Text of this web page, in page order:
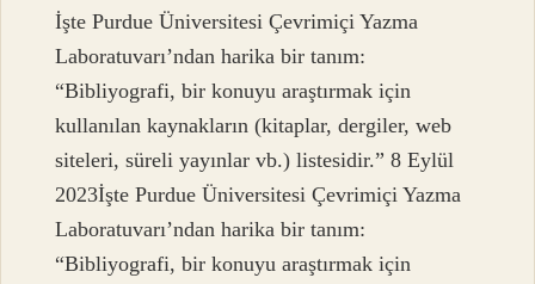
İşte Purdue Üniversitesi Çevrimiçi Yazma
Laboratuvarı’ndan harika bir tanım:
“Bibliyografi, bir konuyu araştırmak için
kullanılan kaynakların (kitaplar, dergiler, web
siteleri, süreli yayınlar vb.) listesidir.” 8 Eylül
2023İşte Purdue Üniversitesi Çevrimiçi Yazma
Laboratuvarı’ndan harika bir tanım:
“Bibliyografi, bir konuyu araştırmak için